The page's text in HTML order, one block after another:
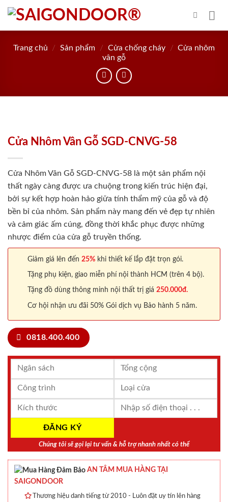
Skip
content
Trang chủ / Sản phẩm / Cửa chống cháy / Cửa nhôm
vân gỗ
Cửa Nhôm Vân Gỗ SGD-CNVG-58
Cửa Nhôm Vân Gỗ SGD-CNVG-58 là một sản phẩm nội
thất ngày càng được ưa chuộng trong kiến trúc hiện đại,
bởi sự kết hợp hoàn hảo giữa tính thẩm mỹ của gỗ và độ
bền bỉ của nhôm. Sản phẩm này mang đến vẻ đẹp tự nhiên
và cảm giác ấm cúng, đồng thời khắc phục được những
nhược điểm của cửa gỗ truyền thống.
Giảm giá lên đến 25% khi thiết kế lắp đặt trọn gói.
Tặng phụ kiện, giao miễn phí nội thành HCM (trên 4 bộ).
Tặng đồ dùng thông minh nội thất trị giá 250.000đ.
Cơ hội nhận ưu đãi 50% Gói dịch vụ Bảo hành 5 năm.
0818.400.400
Chúng tôi sẽ gọi lại tư vấn & hỗ trợ nhanh nhất có thể
AN TÂM MUA HÀNG TẠI
SAIGONDOOR
Thương hiệu danh tiếng từ 2010 - Luôn đặt uy tín lên hàng